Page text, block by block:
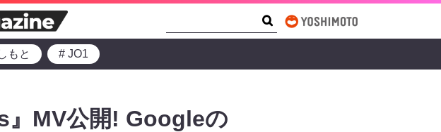
もと # JO1
MV公開! Googleの